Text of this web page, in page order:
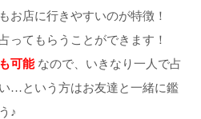
お店に行きやすいのが特徴！
ってもらうことができます！
可能なので、いきなり一人で占
…という方はお友達と一緒に鑑
♪